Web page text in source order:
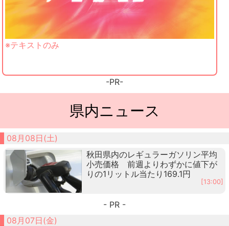
※テキストのみ
-PR-
県内ニュース
08月08日(土)
秋田県内のレギュラーガソリン平均
小売価格 前週よりわずかに値下が
りの1リットル当たり169.1円
[13:00]
- PR -
08月07日(金)